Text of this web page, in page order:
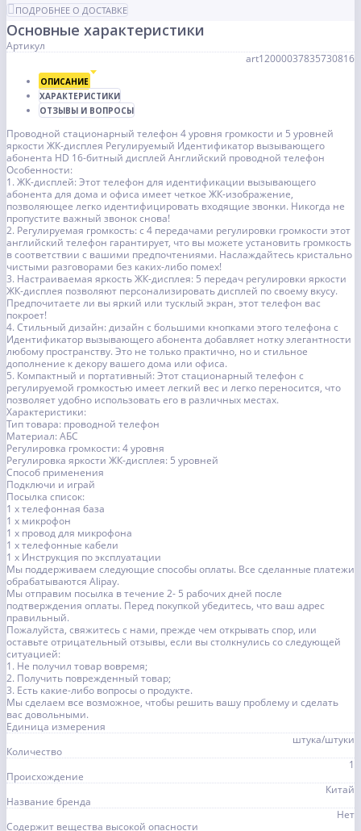
ПОДРОБНЕЕ О ДОСТАВКЕ
Основные характеристики
Артикул
art12000037835730816
ОПИСАНИЕ
ХАРАКТЕРИСТИКИ
ОТЗЫВЫ И ВОПРОСЫ
Проводной стационарный телефон 4 уровня громкости и 5 уровней
яркости ЖК-дисплея Регулируемый Идентификатор вызывающего
абонента HD 16-битный дисплей Английский проводной телефон
Особенности:
1. ЖК-дисплей: Этот телефон для идентификации вызывающего
абонента для дома и офиса имеет четкое ЖК-изображение,
позволяющее легко идентифицировать входящие звонки. Никогда не
пропустите важный звонок снова!
2. Регулируемая громкость: с 4 передачами регулировки громкости этот
английский телефон гарантирует, что вы можете установить громкость
в соответствии с вашими предпочтениями. Наслаждайтесь кристально
чистыми разговорами без каких-либо помех!
3. Настраиваемая яркость ЖК-дисплея: 5 передач регулировки яркости
ЖК-дисплея позволяют персонализировать дисплей по своему вкусу.
Предпочитаете ли вы яркий или тусклый экран, этот телефон вас
покроет!
4. Стильный дизайн: дизайн с большими кнопками этого телефона с
Идентификатор вызывающего абонента добавляет нотку элегантности
любому пространству. Это не только практично, но и стильное
дополнение к декору вашего дома или офиса.
5. Компактный и портативный: Этот стационарный телефон с
регулируемой громкостью имеет легкий вес и легко переносится, что
позволяет удобно использовать его в различных местах.
Характеристики:
Тип товара: проводной телефон
Материал: АБС
Регулировка громкости: 4 уровня
Регулировка яркости ЖК-дисплея: 5 уровней
Способ применения
Подключи и играй
Посылка список:
1 х телефонная база
1 х микрофон
1 х провод для микрофона
1 х телефонные кабели
1 х Инструкция по эксплуатации
Мы поддерживаем следующие способы оплаты. Все сделанные платежи
обрабатываются Alipay.
Мы отправим посылка в течение 2- 5 рабочих дней после
подтверждения оплаты. Перед покупкой убедитесь, что ваш адрес
правильный.
Пожалуйста, свяжитесь с нами, прежде чем открывать спор, или
оставьте отрицательный отзывы, если вы столкнулись со следующей
ситуацией:
1. Не получил товар вовремя;
2. Получить поврежденный товар;
3. Есть какие-либо вопросы о продукте.
Мы сделаем все возможное, чтобы решить вашу проблему и сделать
вас довольными.
Единица измерения
штука/штуки
Количество
1
Происхождение
Китай
Название бренда
Нет
Содержит вещества высокой опасности